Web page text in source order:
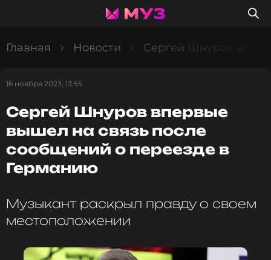
Главная Новости Сергей Шнуров
16 ноября 2023, 13:55
Сергей Шнуров впервые
вышел на связь после
сообщений о переезде в
Германию
Музыкант раскрыл правду о своем
местоположении